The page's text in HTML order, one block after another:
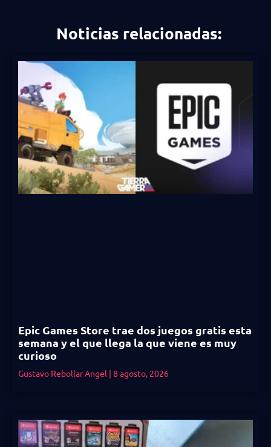
Noticias relacionadas:
Epic Games Store trae dos juegos gratis esta
semana y el que llega la que viene es muy
curioso
Gustavo Rebollar Angel 8 agosto, 2026